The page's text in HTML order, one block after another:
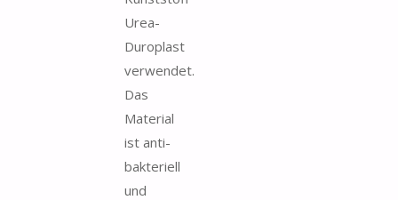
Urea-
Duroplast
verwendet.
Das
Material
ist anti-
bakteriell
und